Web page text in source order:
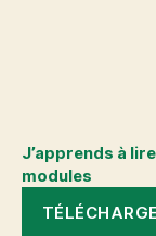
J’apprends à
modules